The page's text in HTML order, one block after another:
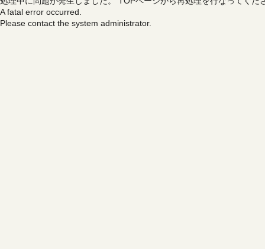
A fatal error occurred.
Please contact the system administrator.